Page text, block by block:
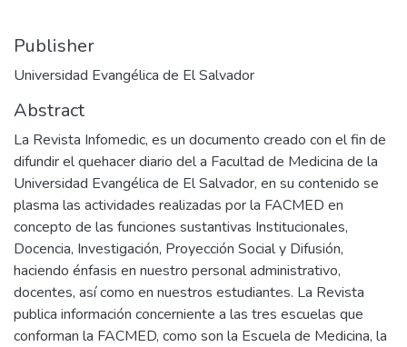
Publisher
Universidad Evangélica de El Salvador
Abstract
La Revista Infomedic, es un documento creado con el fin de
difundir el quehacer diario del a Facultad de Medicina de la
Universidad Evangélica de El Salvador, en su contenido se
plasma las actividades realizadas por la FACMED en
concepto de las funciones sustantivas Institucionales,
Docencia, Investigación, Proyección Social y Difusión,
haciendo énfasis en nuestro personal administrativo,
docentes, así como en nuestros estudiantes. La Revista
publica información concerniente a las tres escuelas que
conforman la FACMED, como son la Escuela de Medicina, la